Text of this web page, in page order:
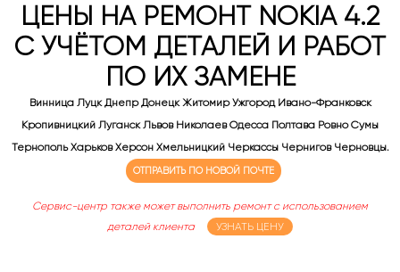
ЦЕНЫ НА РЕМОНТ NOKIA 4.2
С УЧЁТОМ ДЕТАЛЕЙ И РАБОТ
ПО ИХ ЗАМЕНЕ
Винница Луцк Днепр Донецк Житомир Ужгород Ивано-Франковск
Кропивницкий Луганск Львов Николаев Одесса Полтава Ровно Сумы
Тернополь Харьков Херсон Хмельницкий Черкассы Чернигов Черновцы.
ОТПРАВИТЬ ПО НОВОЙ ПОЧТЕ
Сервис-центр также может выполнить ремонт с использованием
деталей клиента
УЗНАТЬ ЦЕНУ